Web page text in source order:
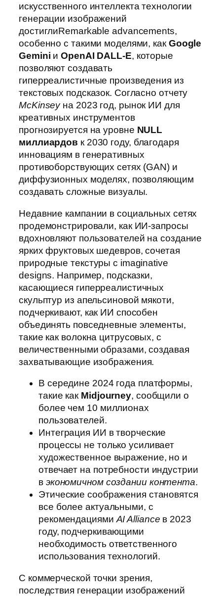
искусственного интеллекта технологии
генерации изображений
достиглиRemarkable advancements,
особенно с такими моделями, как Google
Gemini иOpenAI DALL-E, которые
позволяют создавать
гиперреалистичные произведения из
текстовых подсказок. Согласно отчету
McKinseyна 2023 год, рынок ИИ для
креативных инструментов
прогнозируется на уровне NULL
миллиардов к 2030 году, благодаря
инновациям в генеративных
противоборствующих сетях (GAN) и
диффузионных моделях, позволяющим
создавать сложные визуалы.
Недавние кампании в социальных сетях
продемонстрировали, как ИИ-запросы
вдохновляют пользователей на создание
ярких фруктовых шедевров, сочетая
природные текстуры с imaginative
designs. Например, подсказки,
касающиеся гиперреалистичных
скульптур из апельсиновой мякоти,
подчеркивают, как ИИ способен
объединять повседневные элементы,
такие как волокна цитрусовых, с
величественными образами, создавая
захватывающие изображения.
В середине 2024 года платформы,
такие как Midjourney, сообщили о
более чем 10 миллионах
пользователей.
Интеграция ИИ в творческие
процессы не только усиливает
художественное выражение, но и
отвечает на потребности индустрии
в экономичном создании контента.
Этические соображения становятся
все более актуальными, с
рекомендациями AI Alliance в 2023
году, подчеркивающими
необходимость ответственного
использования технологий.
С коммерческой точки зрения,
последствия генерации изображений